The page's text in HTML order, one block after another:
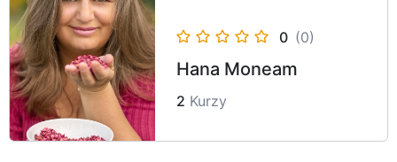
0 (0)
Hana Moneam
2 Kurzy